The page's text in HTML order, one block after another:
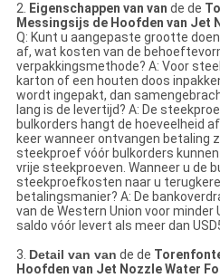
2. Eigenschappen van van de de
Messingsijs de Hoofden van Jet
Q: Kunt u aangepaste grootte
af, wat kosten van de
verpakkingsmethode? A: Voor
karton of een houten doos
wordt ingepakt, dan
lang is de levertijd? A: De
bulkorders hangt de hoeveelheid
keer wanneer ontvangen betaling
steekproef vóór bulkorders kunnen
vrije steekproeven. Wanneer u de
steekproefkosten naar u
betalingsmanier? A: De
van de Western Union voor
saldo vóór levert als meer dan
3. Detail van van de de Toren
Hoofden van Jet Nozzle Water